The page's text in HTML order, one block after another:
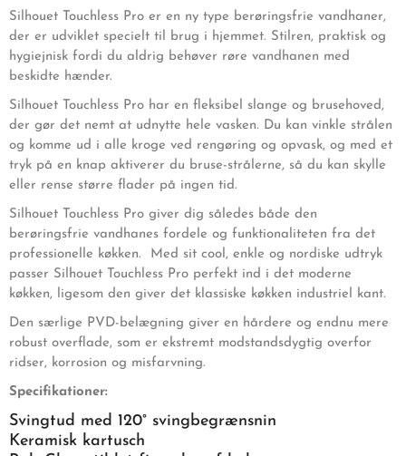
Silhouet Touchless Pro er en ny type berøringsfrie vandhaner,
der er udviklet specielt til brug i hjemmet. Stilren, praktisk og
hygiejnisk fordi du aldrig behøver røre vandhanen med
beskidte hænder.
Silhouet Touchless Pro har en fleksibel slange og brusehoved,
der gør det nemt at udnytte hele vasken. Du kan vinkle strålen
og komme ud i alle kroge ved rengøring og opvask, og med et
tryk på en knap aktiverer du bruse-strålerne, så du kan skylle
eller rense større flader på ingen tid.
Silhouet Touchless Pro giver dig således både den
berøringsfrie vandhanes fordele og funktionaliteten fra det
professionelle køkken. Med sit cool, enkle og nordiske udtryk
passer Silhouet Touchless Pro perfekt ind i det moderne
køkken, ligesom den giver det klassiske køkken industriel kant.
Den særlige PVD-belægning giver en hårdere og endnu mere
robust overflade, som er ekstremt modstandsdygtig overfor
ridser, korrosion og misfarvning.
Specifikationer:
Svingtud med 120° svingbegrænsnin
Keramisk kartusch